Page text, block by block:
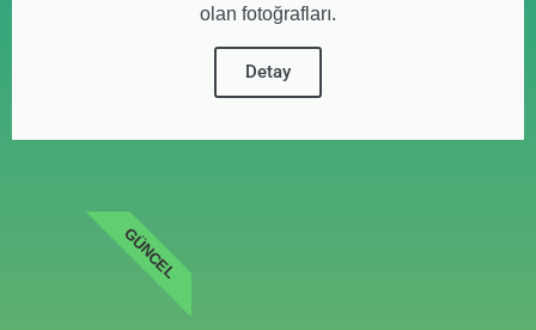
olan fotoğrafları.
Detay
GÜNCEL